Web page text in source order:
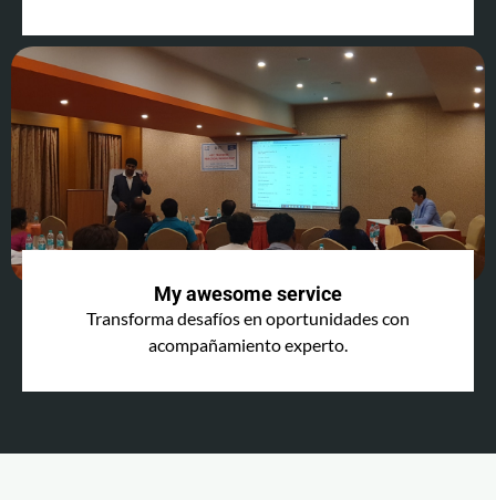
My awesome service
Transforma desafíos en oportunidades con
acompañamiento experto.